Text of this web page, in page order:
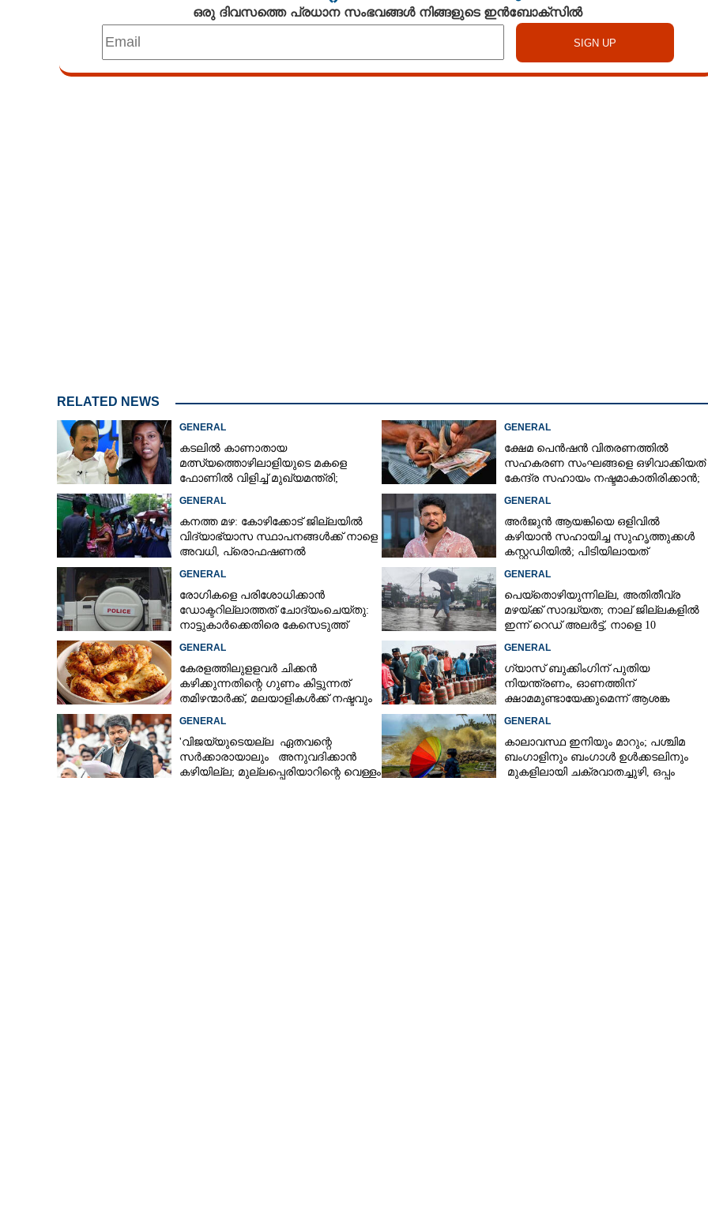
ഒരു ദിവസത്തെ പ്രധാന സംഭവങ്ങൾ നിങ്ങളുടെ ഇൻബോക്സിൽ
RELATED NEWS
GENERAL
കടലിൽ കാണാതായ
മത്സ്യത്തൊഴിലാളിയുടെ മകളെ
ഫോണിൽ വിളിച്ച് മുഖ്യമന്ത്രി;
GENERAL
ക്ഷേമ പെൻഷൻ വിതരണത്തിൽ
സഹകരണ സംഘങ്ങളെ ഒഴിവാക്കിയത്
കേന്ദ്ര സഹായം നഷ്ടമാകാതിരിക്കാൻ;
GENERAL
കനത്ത മഴ: കോഴിക്കോട് ജില്ലയിൽ
വിദ്യാഭ്യാസ സ്ഥാപനങ്ങൾക്ക് നാളെ
അവധി,​ പ്രൊഫഷണൽ
GENERAL
അർജുൻ ആയങ്കിയെ ഒളിവിൽ
കഴിയാൻ സഹായിച്ച സുഹൃത്തുക്കൾ
കസ്റ്റഡിയിൽ; പിടിയിലായത്
GENERAL
രോഗികളെ പരിശോധിക്കാൻ
ഡോക്ടറില്ലാത്തത് ചോദ്യംചെയ്തു:
നാട്ടുകാർക്കെതിരെ കേസെടുത്ത്
GENERAL
പെയ്തൊഴിയുന്നില്ല, അതിതീവ്ര
മഴയ്ക്ക് സാദ്ധ്യത;​ നാല് ജില്ലകളിൽ
ഇന്ന് റെഡ് അലർട്ട്,​ നാളെ 10
GENERAL
കേരളത്തിലുളളവർ ചിക്കൻ
കഴിക്കുന്നതിന്റെ ഗുണം കിട്ടുന്നത്
തമിഴന്മാർക്ക്, മലയാളികൾക്ക് നഷ്ടവും
GENERAL
ഗ്യാസ് ബുക്കിംഗിന് പുതിയ
നിയന്ത്രണം, ഓണത്തിന്
ക്ഷാമമുണ്ടായേക്കുമെന്ന് ആശങ്ക
GENERAL
'വിജയ്‌യുടെയല്ല ഏതവന്റെ
സർക്കാരായാലും അനുവദിക്കാൻ
കഴിയില്ല; മുല്ലപ്പെരിയാറിന്റെ വെള്ളം
GENERAL
കാലാവസ്ഥ ഇനിയും മാറും; പശ്ചിമ
ബംഗാളിനും ബംഗാൾ ഉൾക്കടലിനും
മുകളിലായി ചക്രവാതച്ചുഴി, ഒപ്പം